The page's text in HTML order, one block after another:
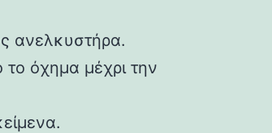
ανελκυστήρα.
όχημα μέχρι την